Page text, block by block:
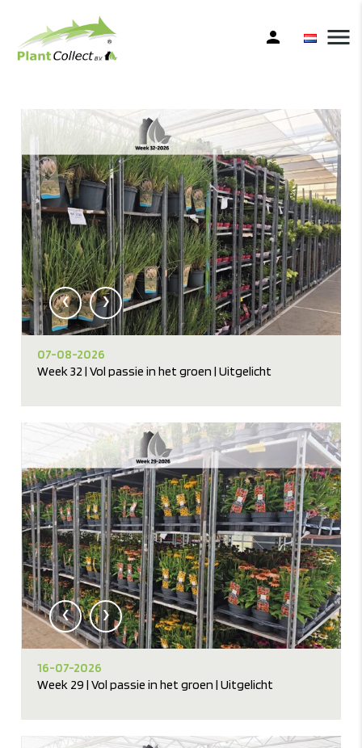
menu
person
‹ ›
07-08-2026
Week 32 | Vol passie in het groen | Uitgelicht
‹ ›
16-07-2026
Week 29 | Vol passie in het groen | Uitgelicht